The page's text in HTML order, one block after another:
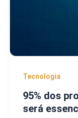
Tecnologia
95% dos
será